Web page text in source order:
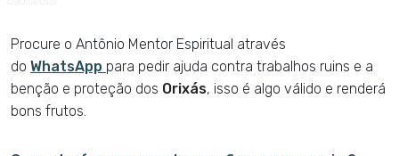
Procure o Antônio Mentor Espiritual através
do WhatsApp para pedir ajuda contra trabalhos ruins e a
benção e proteção dos Orixás, isso é algo válido e renderá
bons frutos.